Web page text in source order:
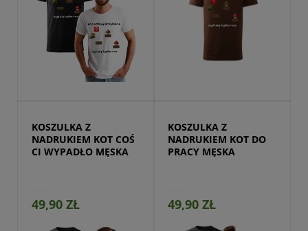
Przejdź do produktu
KOSZULKA Z
NADRUKIEM KOT COŚ
CI WYPADŁO MĘSKA
49,90 ZŁ
KOSZULKA Z
NADRUKIEM KOT DO
PRACY MĘSKA
49,90 ZŁ